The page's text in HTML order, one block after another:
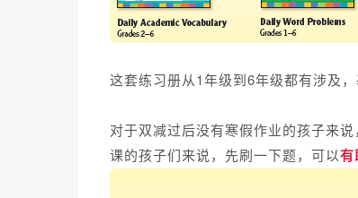
这套练习册从1年级到6年级都有涉及
对于双减过后没有寒假作业的孩子来
课的孩子们来说，先刷一下题，可以有